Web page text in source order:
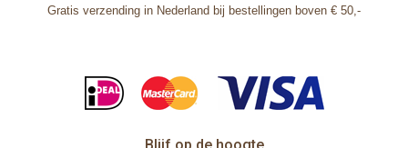
Gratis verzending in Nederland bij bestellingen boven € 50,-